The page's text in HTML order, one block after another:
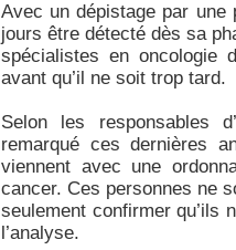
Avec un dépistage par
jours être détecté dès sa
spécialistes en oncologie
avant qu’il ne soit trop tard.
Selon les responsables
remarqué ces dernières
viennent avec une
cancer. Ces personnes ne
seulement confirmer qu’ils
l’analyse.